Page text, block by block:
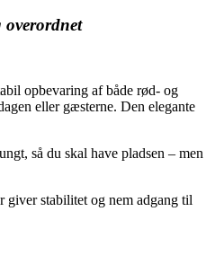
overordnet
opbevaring af både rød- og
eller gæsterne. Den elegante
så du skal have pladsen – men
giver stabilitet og nem adgang til